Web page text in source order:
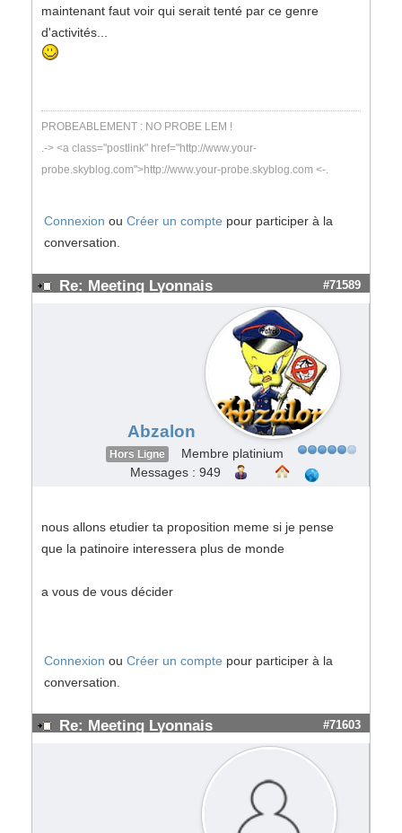
maintenant faut voir qui serait tenté par ce genre
d'activités...
PROBEABLEMENT : NO PROBE LEM !
.-> <a class="postlink" href="http://www.your-
probe.skyblog.com">http://www.your-probe.skyblog.com <-.
Connexion ou Créer un compte pour participer à la
conversation.
Re: Meeting Lyonnais #71589
Abzalon
Hors Ligne
Membre platinium
Messages : 949
nous allons etudier ta proposition meme si je pense
que la patinoire interessera plus de monde
a vous de vous décider
Connexion ou Créer un compte pour participer à la
conversation.
Re: Meeting Lyonnais #71603